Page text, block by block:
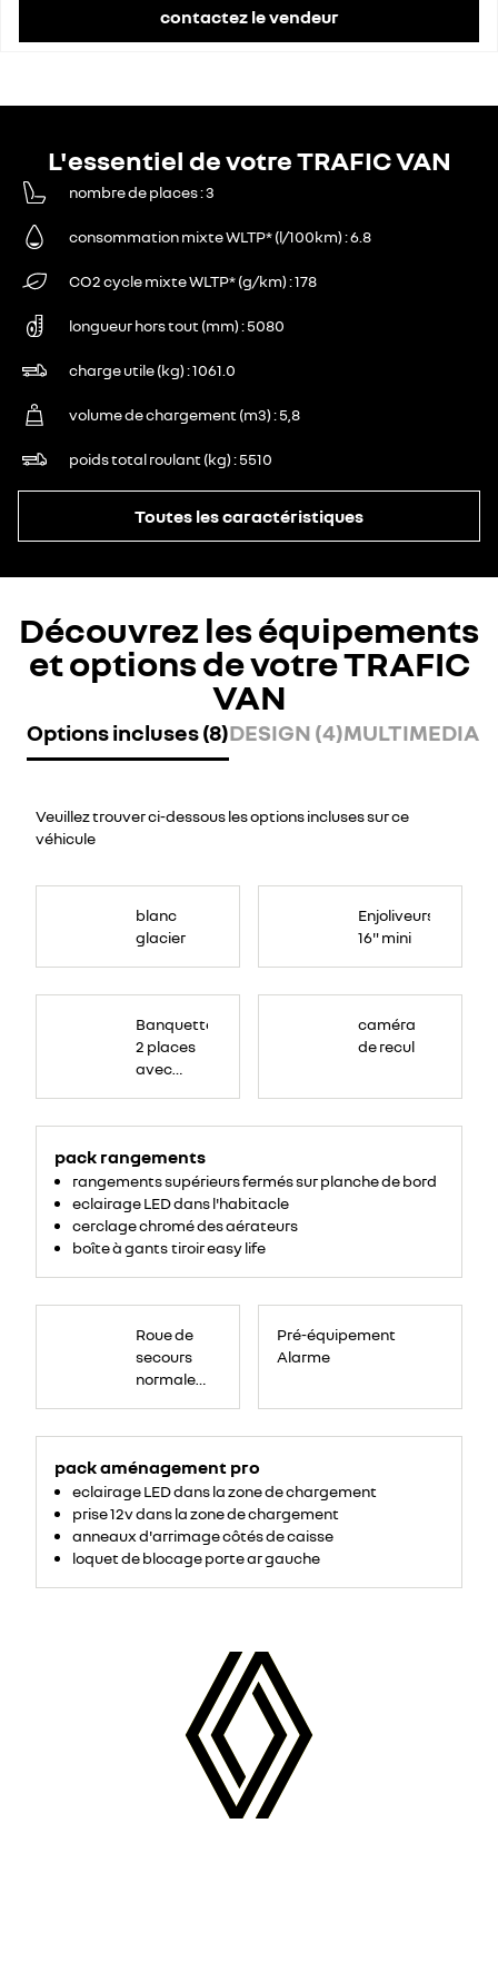
contactez le vendeur
L'essentiel de votre TRAFIC VAN
nombre de places 3
consommation mixte WLTP* (l/100km) 6.8
CO2 cycle mixte WLTP* (g/km) 178
longueur hors tout (mm) 5080
charge utile (kg) 1061.0
volume de chargement (m3) 5,8
poids total roulant (kg) 5510
Toutes les caractéristiques
Découvrez les équipements
et options de votre TRAFIC
VAN
Options incluses (8)DESIGN (4)MULTIMEDIA
Veuillez trouver ci-dessous les options incluses sur ce
véhicule
blanc
glacier
Enjoliveurs
16" mini
rangement
ordinateur
écritoire,
rangement
litres
sous
assise.
Banquette
2 places
avec
tablette
écritoire
et assise
relevable
pack rangements
rangements supérieurs fermés sur planche de bord
eclairage LED dans l'habitacle
cerclage chromé des aérateurs
boîte à gants tiroir easy life
caméra
de recul
Roue de
secours
normale
Pré-équipement
Alarme
pack aménagement pro
eclairage LED dans la zone de chargement
prise 12v dans la zone de chargement
anneaux d'arrimage côtés de caisse
loquet de blocage porte ar gauche